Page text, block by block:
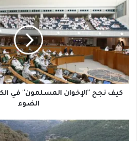
نجح
"الإخوان
المسلمون"
في
الكويت
إلى
دائرة
الضوء
كيف نجح "الإخوان المسلمون" في
الضوء
ملف
النفايات